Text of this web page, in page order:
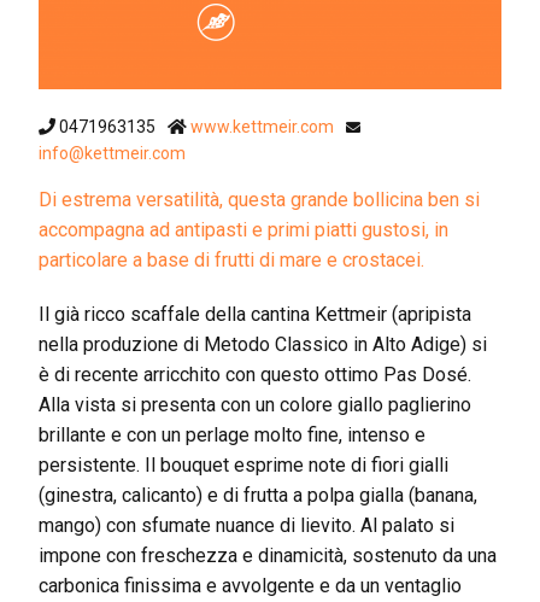
0471963135
www.kettmeir.com
info@kettmeir.com
Di estrema versatilità, questa grande bollicina ben si
accompagna ad antipasti e primi piatti gustosi, in
particolare a base di frutti di mare e crostacei.
Il già ricco scaffale della cantina Kettmeir (apripista
nella produzione di Metodo Classico in Alto Adige) si
è di recente arricchito con questo ottimo Pas Dosé.
Alla vista si presenta con un colore giallo paglierino
brillante e con un perlage molto fine, intenso e
persistente. Il bouquet esprime note di fiori gialli
(ginestra, calicanto) e di frutta a polpa gialla (banana,
mango) con sfumate nuance di lievito. Al palato si
impone con freschezza e dinamicità, sostenuto da una
carbonica finissima e avvolgente e da un ventaglio